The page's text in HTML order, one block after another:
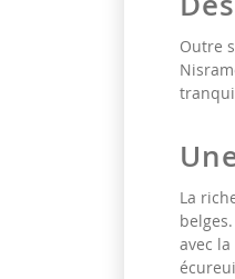
Outre
La
avec